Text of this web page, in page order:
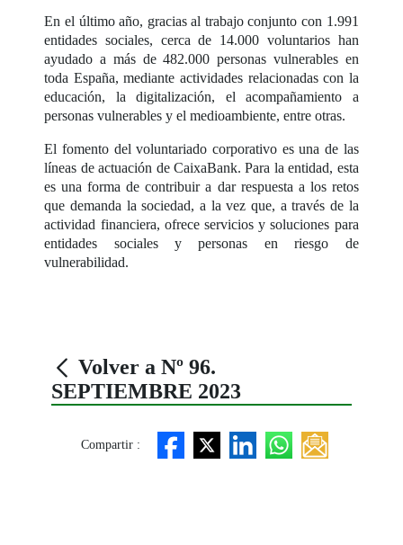
En el último año, gracias al trabajo conjunto con 1.991
entidades sociales, cerca de 14.000 voluntarios han
ayudado a más de 482.000 personas vulnerables en
toda España, mediante actividades relacionadas con la
educación, la digitalización, el acompañamiento a
personas vulnerables y el medioambiente, entre otras.
El fomento del voluntariado corporativo es una de las
líneas de actuación de CaixaBank. Para la entidad, esta
es una forma de contribuir a dar respuesta a los retos
que demanda la sociedad, a la vez que, a través de la
actividad financiera, ofrece servicios y soluciones para
entidades sociales y personas en riesgo de
vulnerabilidad.
Volver a Nº 96.
SEPTIEMBRE 2023
Compartir :